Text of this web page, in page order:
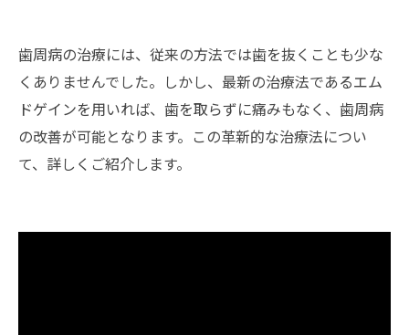
歯周病の治療には、従来の方法では歯を抜くことも少な
くありませんでした。しかし、最新の治療法であるエム
ドゲインを用いれば、歯を取らずに痛みもなく、歯周病
の改善が可能となります。この革新的な治療法につい
て、詳しくご紹介します。